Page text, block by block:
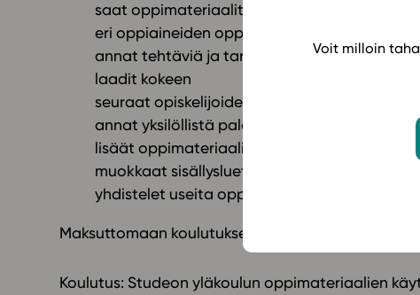
Voit milloin
saat oppimateriaalit käyttöön oppilaidesi
eri oppiaineiden oppimateriaalit toimivat
annat tehtäviä ja tarkistat tehtäviä
laadit kokeen
seuraat opiskelijoiden edistymistä
annat yksilöllistä palautetta
lisäät oppimateriaaliin omaa materiaalia
muokkaat sisällysluetteloa
yhdistelet useita oppimateriaaleja
Maksuttomaan koulutukseen osallistuminen on
Koulutus: Studeon yläkoulun oppimateriaalien